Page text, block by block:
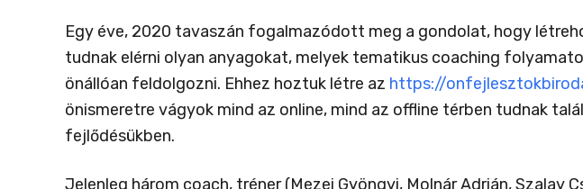
Egy éve, 2020 tavaszán fogalmazódott meg a gondolat, hogy
tudnak elérni olyan anyagokat, melyek tematikus coaching
önállóan feldolgozni. Ehhez hoztuk létre az https://
önismeretre vágyok mind az online, mind az offline térben tudnak
fejlődésükben.
Jelenleg három coach, tréner (Mezei Gyöngyi, Molnár Adrián,